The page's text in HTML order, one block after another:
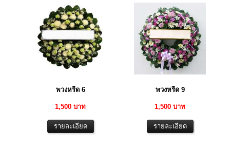
พวงหรีด 6
1,500 บาท
พวงหรีด 9
1,500 บาท